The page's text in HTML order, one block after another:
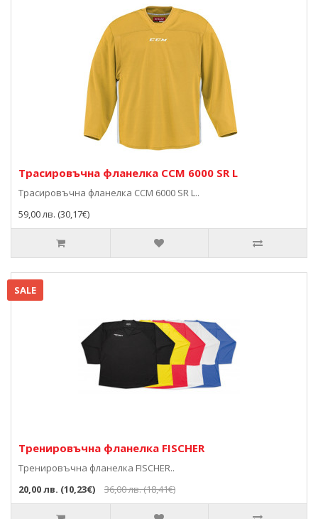
Трасировъчна фланелка ССМ 6000 SR L
Трасировъчна фланелка ССМ 6000 SR L..
59,00 лв. (30,17€)
Тренировъчна фланелка FISCHER
Тренировъчна фланелка FISCHER..
20,00 лв. (10,23€)
36,00 лв. (18,41€)